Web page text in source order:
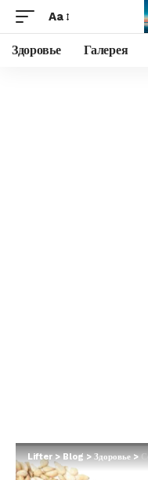
Aa
Здоровье Галерея
Lifter>Blog>Здоровье>